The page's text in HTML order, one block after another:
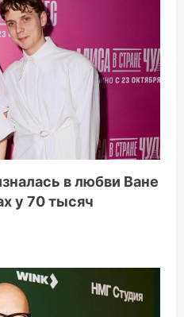
в любви Ване
у 70 тысяч